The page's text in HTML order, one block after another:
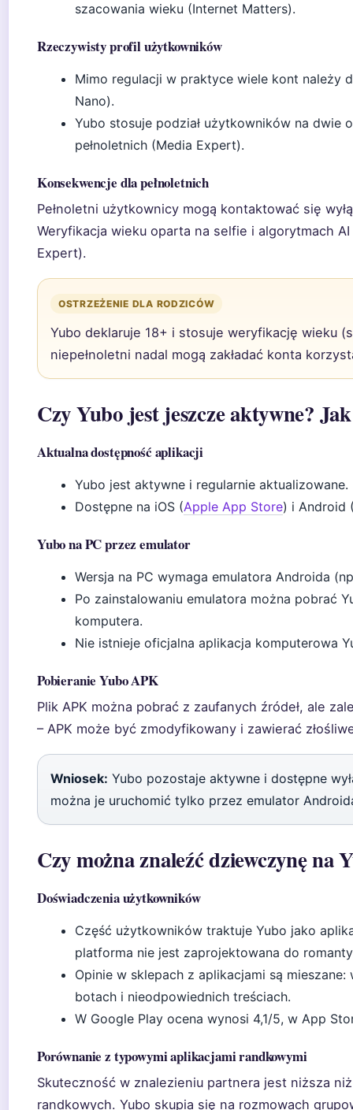
szacowania wieku (Internet Matters).
Rzeczywisty profil użytkowników
Mimo regulacji w praktyce wiele kont należy
Nano).
Yubo stosuje podział użytkowników na dwie
pełnoletnich (Media Expert).
Konsekwencje dla pełnoletnich
Pełnoletni użytkownicy mogą kontaktować się
Weryfikacja wieku oparta na selfie i algorytmach
Expert).
OSTRZEŻENIE DLA RODZICÓW
Yubo deklaruje 18+ i stosuje weryfikację wieku
niepełnoletni nadal mogą zakładać konta
Czy Yubo jest jeszcze aktywne?
Aktualna dostępność aplikacji
Yubo jest aktywne i regularnie aktualizowane.
Dostępne na iOS (Apple App Store) i Android
Yubo na PC przez emulator
Wersja na PC wymaga emulatora Androida
Po zainstalowaniu emulatora można pobrać
komputera.
Nie istnieje oficjalna aplikacja komputerowa
Pobieranie Yubo APK
Plik APK można pobrać z zaufanych źródeł, ale
– APK może być zmodyfikowany i zawierać
Wniosek: Yubo pozostaje aktywne i dostępne
można je uruchomić tylko przez emulator
Czy można znaleźć dziewczynę na
Doświadczenia użytkowników
Część użytkowników traktuje Yubo jako
platforma nie jest zaprojektowana do
Opinie w sklepach z aplikacjami są
botach i nieodpowiednich treściach.
W Google Play ocena wynosi 4,1/5, w App
Porównanie z typowymi aplikacjami randkowymi
Skuteczność w znalezieniu partnera jest niższa
randkowych. Yubo skupia się na rozmowach